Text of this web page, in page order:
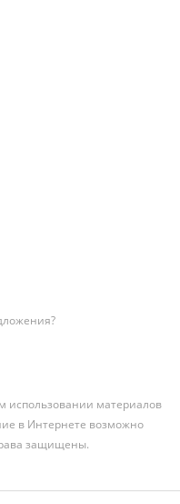
материалов
в Интернете возможно
защищены.